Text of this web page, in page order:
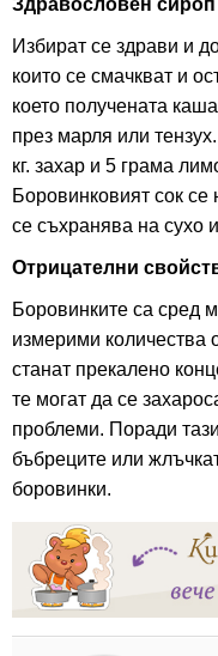
Избират се здрави и
които се смачкват и
което получената
през марля или
кг. захар и 5 грама
Боровинковият сок се
се съхранява на сухо
Отрицателни
Боровинките са сред
измерими количества
станат прекалено
те могат да се
проблеми. Поради
бъбреците или
боровинки.